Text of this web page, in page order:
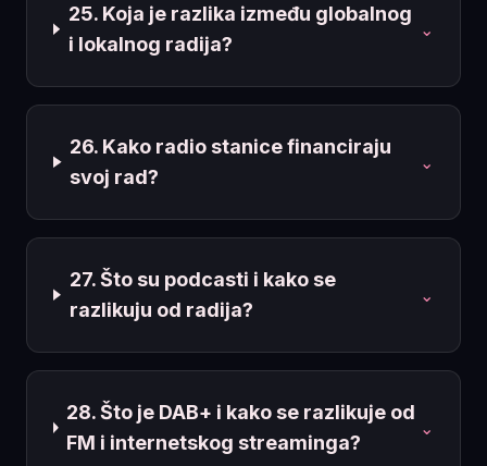
25. Koja je razlika između globalnog
i lokalnog radija?
⌄
26. Kako radio stanice financiraju
svoj rad?
⌄
27. Što su podcasti i kako se
razlikuju od radija?
⌄
28. Što je DAB+ i kako se razlikuje od
FM i internetskog streaminga?
⌄